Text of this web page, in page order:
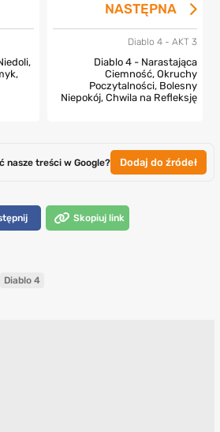
NASTĘPNA
Diablo 4 - AKT 3
Diablo 4 - Narastająca
Ciemność, Okruchy
Poczytalności, Bolesny
Niepokój, Chwila na Refleksję
nasze treści w Google? Dodaj do źródeł
Skopiuj link
Diablo 4